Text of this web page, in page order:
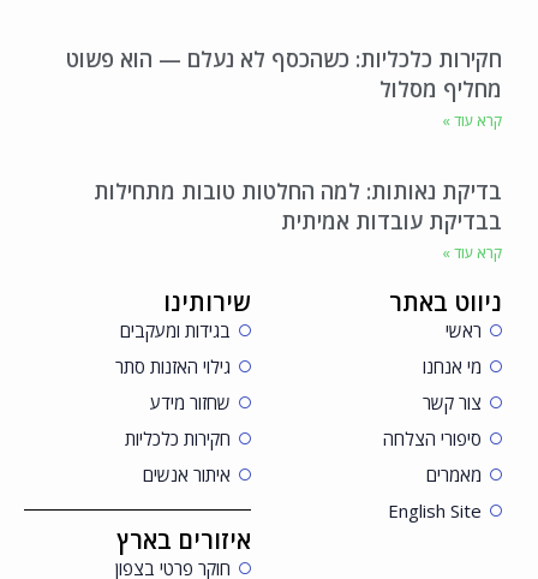
חקירות כלכליות: כשהכסף לא נעלם — הוא פשוט
מחליף מסלול
קרא עוד »
בדיקת נאותות: למה החלטות טובות מתחילות
בבדיקת עובדות אמיתית
קרא עוד »
ניווט באתר
ראשי
מי אנחנו
צור קשר
סיפורי הצלחה
מאמרים
English Site
שירותינו
בגידות ומעקבים
גילוי האזנות סתר
שחזור מידע
חקירות כלכליות
איתור אנשים
איזורים בארץ
חוקר פרטי בצפון